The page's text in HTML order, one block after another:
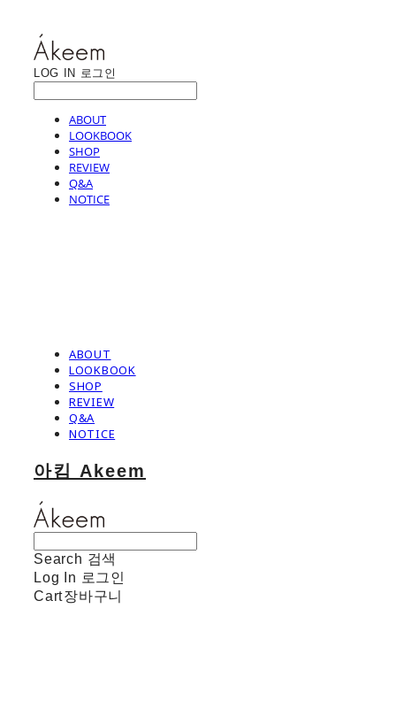
LOG IN 로그인
ABOUT
LOOKBOOK
SHOP
REVIEW
Q&A
NOTICE
ABOUT
LOOKBOOK
SHOP
REVIEW
Q&A
NOTICE
아킴 Akeem
Search 검색
Log In 로그인
Cart장바구니